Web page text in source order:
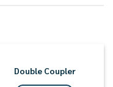
Double Coupler